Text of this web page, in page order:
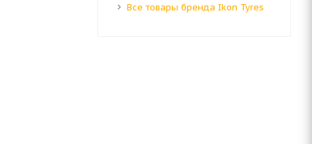
Все товары бренда Ikon Tyres